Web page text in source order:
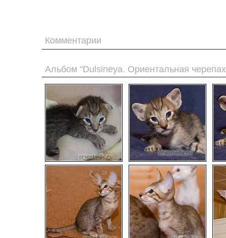
Комментарии
Альбом "Dulsineya. Ориентальная